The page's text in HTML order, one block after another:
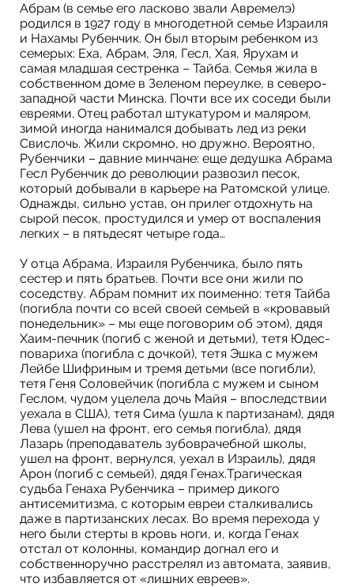
Абрам (в семье его ласково звали Авремелэ)
родился в 1927 году в многодетной семье Израиля
и Нахамы Рубенчик. Он был вторым ребенком из
семерых: Еха, Абрам, Эля, Гесл, Хая, Ярухам и
самая младшая сестренка – Тайба. Семья жила в
собственном доме в Зеленом переулке, в северо-
западной части Минска. Почти все их соседи были
евреями. Отец работал штукатуром и маляром,
зимой иногда нанимался добывать лед из реки
Свислочь. Жили скромно, но дружно. Вероятно,
Рубенчики – давние минчане: еще дедушка Абрама
Гесл Рубенчик до революции развозил песок,
который добывали в карьере на Ратомской улице.
Однажды, сильно устав, он прилег отдохнуть на
сырой песок, простудился и умер от воспаления
легких – в пятьдесят четыре года…
У отца Абрама, Израиля Рубенчика, было пять
сестер и пять братьев. Почти все они жили по
соседству. Абрам помнит их поименно: тетя Тайба
(погибла почти со всей своей семьей в «кровавый
понедельник» – мы еще поговорим об этом), дядя
Хаим-печник (погиб с женой и детьми), тетя Юдес-
повариха (погибла с дочкой), тетя Эшка с мужем
Лейбе Шифриным и тремя детьми (все погибли),
тетя Геня Соловейчик (погибла с мужем и сыном
Геслом, чудом уцелела дочь Майя – впоследствии
уехала в США), тетя Сима (ушла к партизанам), дядя
Лева (ушел на фронт, его семья погибла), дядя
Лазарь (преподаватель зубоврачебной школы,
ушел на фронт, вернулся, уехал в Израиль), дядя
Арон (погиб с семьей), дядя Генах.Трагическая
судьба Генаха Рубенчика – пример дикого
антисемитизма, с которым евреи сталкивались
даже в партизанских лесах. Во время перехода у
него были стерты в кровь ноги, и, когда Генах
отстал от колонны, командир догнал его и
собственноручно расстрелял из автомата, заявив,
что избавляется от «лишних евреев».